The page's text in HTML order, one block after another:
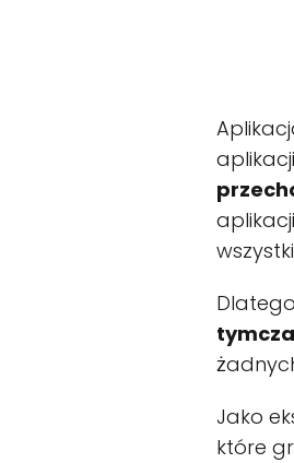
Jako
które